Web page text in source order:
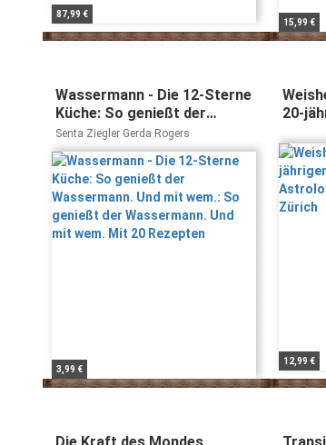
87,99 €
15,99 €
Wassermann - Die 12-Sterne
Küche: So genießt der
Wassermann. Und mit wem.:
So genießt der Wassermann.
Und mit wem. Mit 20
Rezepten
Senta Ziegler Gerda Rogers
3,99 €
20-
Zürich
12,99 €